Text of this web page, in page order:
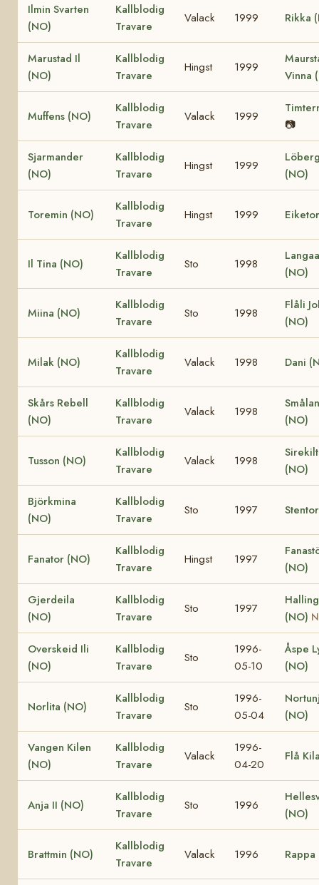
Ilmin Svarten
(NO)
Kallblodig
Travare
Valack 1999 Rikka
Marustad Il
(NO)
Kallblodig
Travare
Hingst 1999
Vinna
Muffens (NO)
Kallblodig
Travare
Valack 1999
📷
Sjarmander
(NO)
Kallblodig
Travare
Hingst 1999
(NO)
Toremin (NO)
Kallblodig
Travare
Hingst 1999
Il Tina (NO)
Kallblodig
Travare
Sto 1998
(NO)
Miina (NO)
Kallblodig
Travare
Sto 1998
Flåli
(NO)
Milak (NO)
Kallblodig
Travare
Valack 1998 Dani
Skårs Rebell
(NO)
Kallblodig
Travare
Valack 1998
(NO)
Tusson (NO)
Kallblodig
Travare
Valack 1998
(NO)
Björkmina
(NO)
Kallblodig
Travare
Sto 1997
Fanator (NO)
Kallblodig
Travare
Hingst 1997
(NO)
Gjerdeila
(NO)
Kallblodig
Travare
Sto 1997
(NO)
Overskeid Ili
(NO)
Kallblodig
Travare
Sto
1996-
05-10
Åspe
(NO)
Norlita (NO)
Kallblodig
Travare
Sto
1996-
05-04
(NO)
Vangen Kilen
(NO)
Kallblodig
Travare
Valack
1996-
04-20
Flå
Anja II (NO)
Kallblodig
Travare
Sto 1996
(NO)
Brattmin (NO)
Kallblodig
Travare
Valack 1996